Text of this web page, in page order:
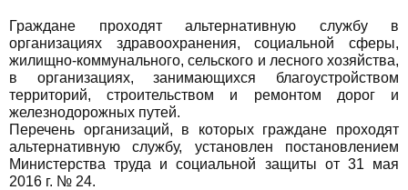
Граждане проходят альтернативную службу в
организациях здравоохранения, социальной сферы,
жилищно-коммунального, сельского и лесного хозяйства,
в организациях, занимающихся благоустройством
территорий, строительством и ремонтом дорог и
железнодорожных путей.
Перечень организаций, в которых граждане проходят
альтернативную службу, установлен постановлением
Министерства труда и социальной защиты от 31 мая
2016 г. № 24.